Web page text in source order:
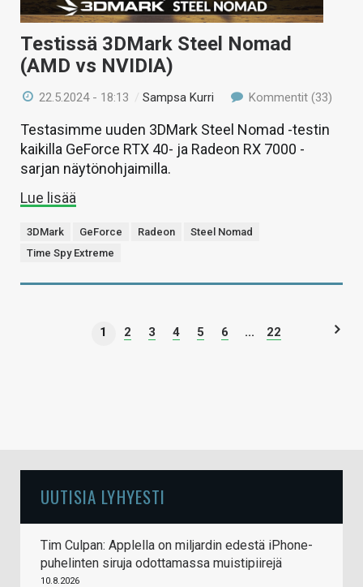
Testissä 3DMark Steel Nomad
(AMD vs NVIDIA)
22.5.2024 - 18:13 /Sampsa Kurri Kommentit (33)
Testasimme uuden 3DMark Steel Nomad -testin
kaikilla GeForce RTX 40- ja Radeon RX 7000 -
sarjan näytönohjaimilla.
Lue lisää
3DMark GeForce Radeon
Steel Nomad
Time Spy Extreme
1 2 3 4 5 6 ... 22
UUTISIA LYHYESTI
Tim Culpan: Applella on miljardin edestä iPhone-
puhelinten siruja odottamassa muistipiirejä
10.8.2026